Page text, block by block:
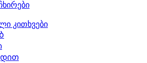
კითხვები